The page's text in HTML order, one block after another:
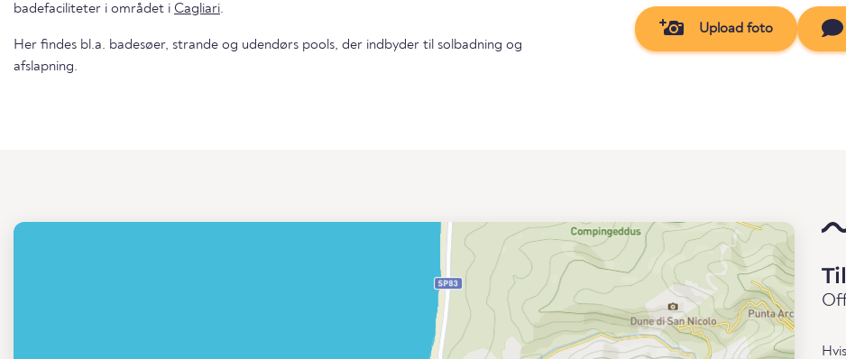
badefaciliteter i området i Cagliari.
Her findes bl.a. badesøer, strande og udendørs pools, der indbyder til solbadning og
afslapning.
Upload foto